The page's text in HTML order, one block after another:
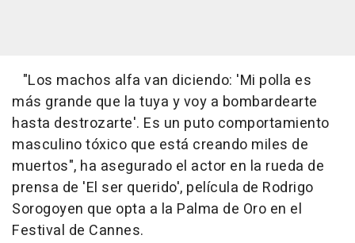
"Los machos alfa van diciendo: 'Mi polla es
más grande que la tuya y voy a bombardearte
hasta destrozarte'. Es un puto comportamiento
masculino tóxico que está creando miles de
muertos", ha asegurado el actor en la rueda de
prensa de 'El ser querido', película de Rodrigo
Sorogoyen que opta a la Palma de Oro en el
Festival de Cannes.